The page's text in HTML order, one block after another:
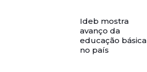
Ideb mostra
avanço da
educação básica
no país